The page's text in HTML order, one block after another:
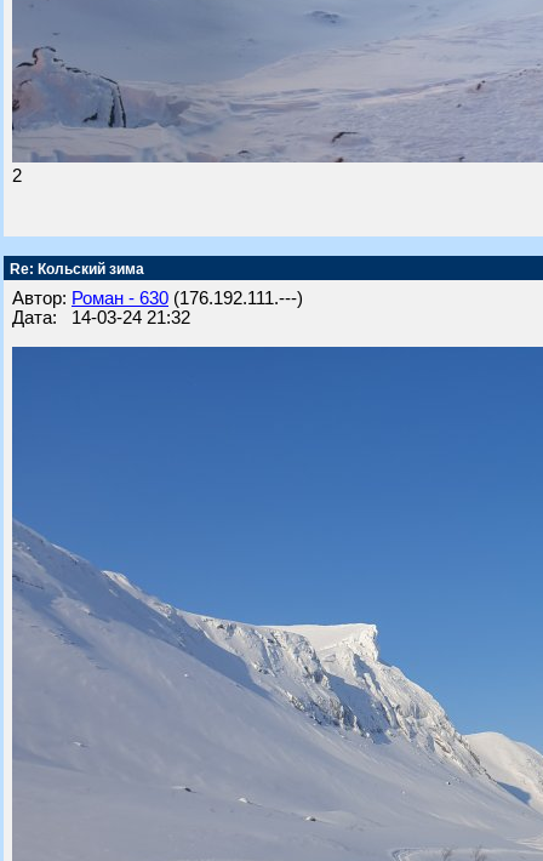
2
Re: Кольский зима
Автор: Роман - 630 (176.192.111.---)
Дата: 14-03-24 21:32